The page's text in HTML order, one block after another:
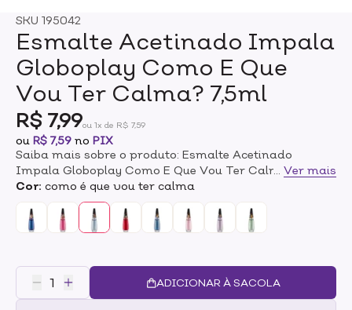
SKU 195042
Esmalte Acetinado Impala
Globoplay Como E Que
Vou Ter Calma? 7,5ml
R$ 7,99ou 1x de R$ 7,59
ou R$ 7,59 no PIX
Saiba mais sobre o produto: Esmalte Acetinado
Impala Globoplay Como E Que Vou Ter Calma?
7,5mlTransforme suas unhas em uma tela cheia de
vida com as oito cores exclusivas da coleção Impala
Globoplay. Inspirada nos momentos mais
inesquecíveis das novelas da Globo, essa linha é um
intensidade. Do drama ao humor, cada esmalte
oferece um acabamento acetinado e sofisticado,
refletindo as últimas tendências da moda e
Ver mais
Cor: como é que vou ter calma
ADICIONAR À SACOLA